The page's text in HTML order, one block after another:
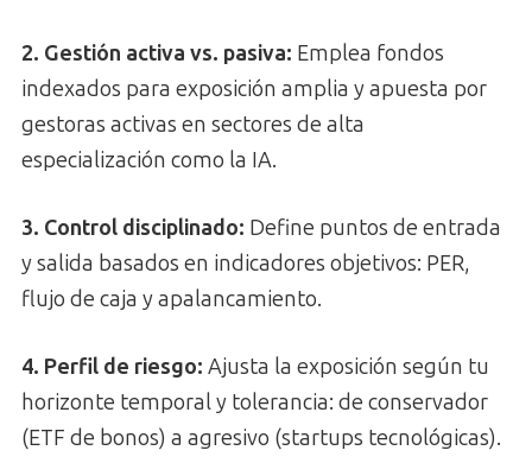
2. Gestión activa vs. pasiva: Emplea fondos
indexados para exposición amplia y apuesta por
gestoras activas en sectores de alta
especialización como la IA.
3. Control disciplinado: Define puntos de entrada
y salida basados en indicadores objetivos: PER,
flujo de caja y apalancamiento.
4. Perfil de riesgo: Ajusta la exposición según tu
horizonte temporal y tolerancia: de conservador
(ETF de bonos) a agresivo (startups tecnológicas).